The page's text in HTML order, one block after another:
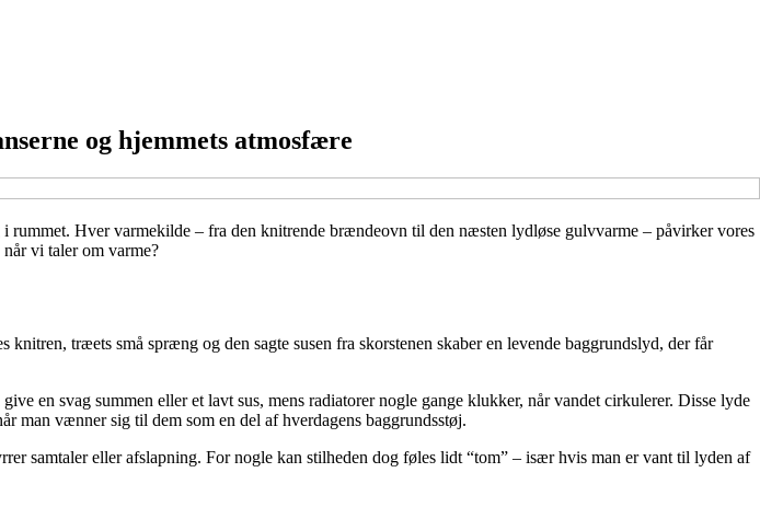
og hjemmets atmosfære
Hver varmekilde – fra den knitrende brændeovn til den næsten lydløse gulvvarme – påvirker vores
vi taler om varme?
træets små spræng og den sagte susen fra skorstenen skaber en levende baggrundslyd, der får
en svag summen eller et lavt sus, mens radiatorer nogle gange klukker, når vandet cirkulerer. Disse lyde
man vænner sig til dem som en del af hverdagens baggrundsstøj.
samtaler eller afslapning. For nogle kan stilheden dog føles lidt “tom” – især hvis man er vant til lyden af